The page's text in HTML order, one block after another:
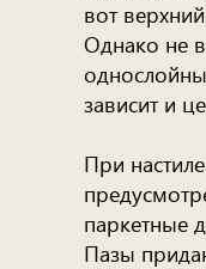
вот
Однако не
зависит и
При
паркетные
Пазы